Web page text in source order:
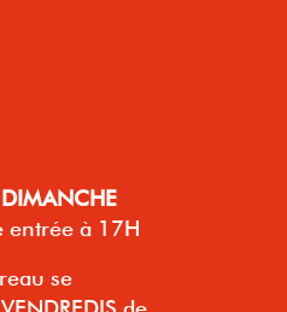
DIMANCHE
entrée à 17H
se
de